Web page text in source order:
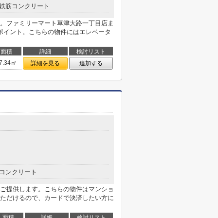
筋コンクリート
ファミリーマート草津大路一丁目店ま
ント。こちらの物件にはエレベータ
面積 詳細
検討リスト
㎡
詳細を見る 追加する
ンクリート
提供します。こちらの物件はマンショ
だけるので、カードで決済したい方に